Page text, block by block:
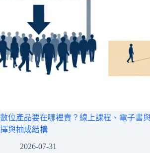
數位產品要在哪裡賣？線上課程、電子書
擇與抽成結構
2026-07-31